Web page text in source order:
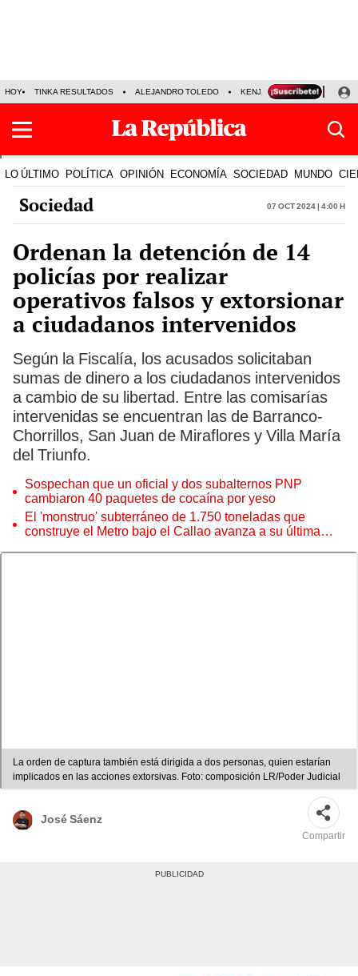
HOY TINKA RESULTADOS ALEJANDRO TOLEDO KENJI FUJIMORI
LO ÚLTIMO POLÍTICA OPINIÓN ECONOMÍA SOCIEDAD MUNDO
Sociedad 07 Oct 2024 | 4:00 h
Ordenan la detención de 14
policías por realizar
operativos falsos y extorsionar
a ciudadanos intervenidos
Según la Fiscalía, los acusados solicitaban
sumas de dinero a los ciudadanos intervenidos
a cambio de su libertad. Entre las comisarías
intervenidas se encuentran las de Barranco-
Chorrillos, San Juan de Miraflores y Villa María
del Triunfo.
Sospechan que un oficial y dos subalternos PNP
cambiaron 40 paquetes de cocaína por yeso
El 'monstruo' subterráneo de 1.750 toneladas que
construye el Metro bajo el Callao avanza a su última
La orden de captura también está dirigida a dos personas, quien estarían
implicados en las acciones extorsivas. Foto: composición LR/Poder Judicial
José Sáenz
Compartir